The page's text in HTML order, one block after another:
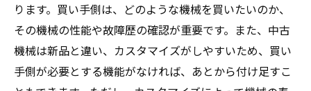
ります。買い手側は、どのような機械を買いたいのか、
その機械の性能や故障歴の確認が重要です。また、中古
機械は新品と違い、カスタマイズがしやすいため、買い
手側が必要とする機能がなければ、あとから付け足すこ